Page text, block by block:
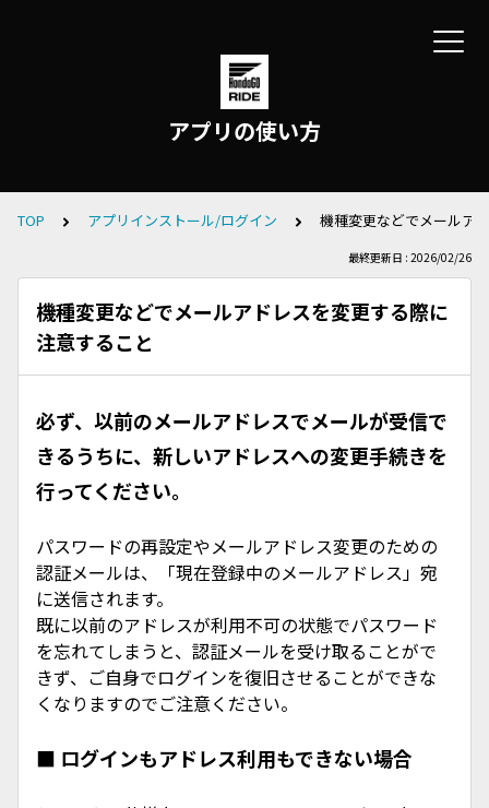
アプリの使い方
TOP アプリインストール/ログイン 機種変更などでメールア
最終更新日 : 2026/02/26
機種変更などでメールアドレスを変更する際に
注意すること
必ず、以前のメールアドレスでメールが受信で
きるうちに、新しいアドレスへの変更手続きを
行ってください。
パスワードの再設定やメールアドレス変更のための
認証メールは、「現在登録中のメールアドレス」宛
に送信されます。
既に以前のアドレスが利用不可の状態でパスワード
を忘れてしまうと、認証メールを受け取ることがで
きず、ご自身でログインを復旧させることができな
くなりますのでご注意ください。
■ ログインもアドレス利用もできない場合